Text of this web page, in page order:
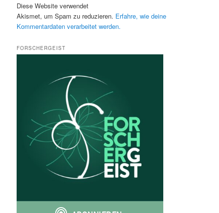
Diese Website verwendet
Akismet, um Spam zu reduzieren. Erfahre, wie deine
Kommentardaten verarbeitet werden.
FORSCHERGEIST